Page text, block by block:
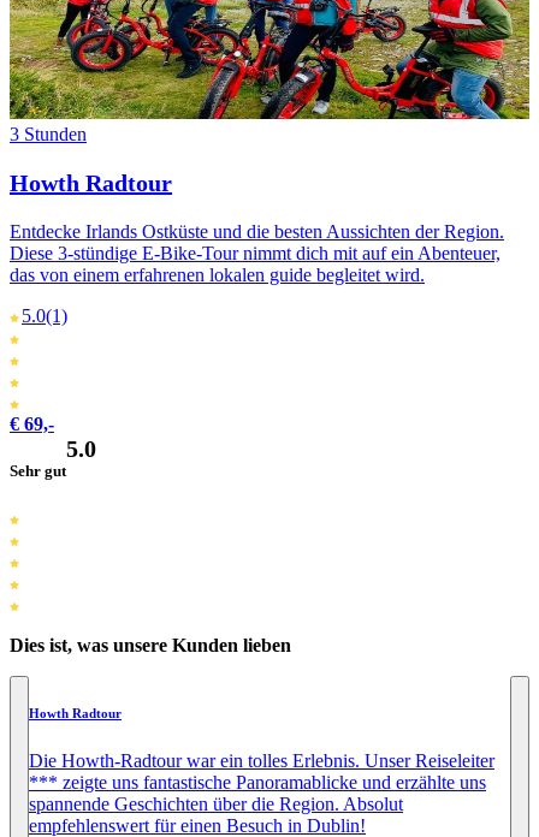
3 Stunden
Howth Radtour
Entdecke Irlands Ostküste und die besten Aussichten der Region.
Diese 3-stündige E-Bike-Tour nimmt dich mit auf ein Abenteuer,
das von einem erfahrenen lokalen guide begleitet wird.
5.0(1)
€ 69,-
Sehr gut
5.0
Dies ist, was unsere Kunden lieben
Howth Radtour
Die Howth-Radtour war ein tolles Erlebnis. Unser Reiseleiter
*** zeigte uns fantastische Panoramablicke und erzählte uns
spannende Geschichten über die Region. Absolut
empfehlenswert für einen Besuch in Dublin!